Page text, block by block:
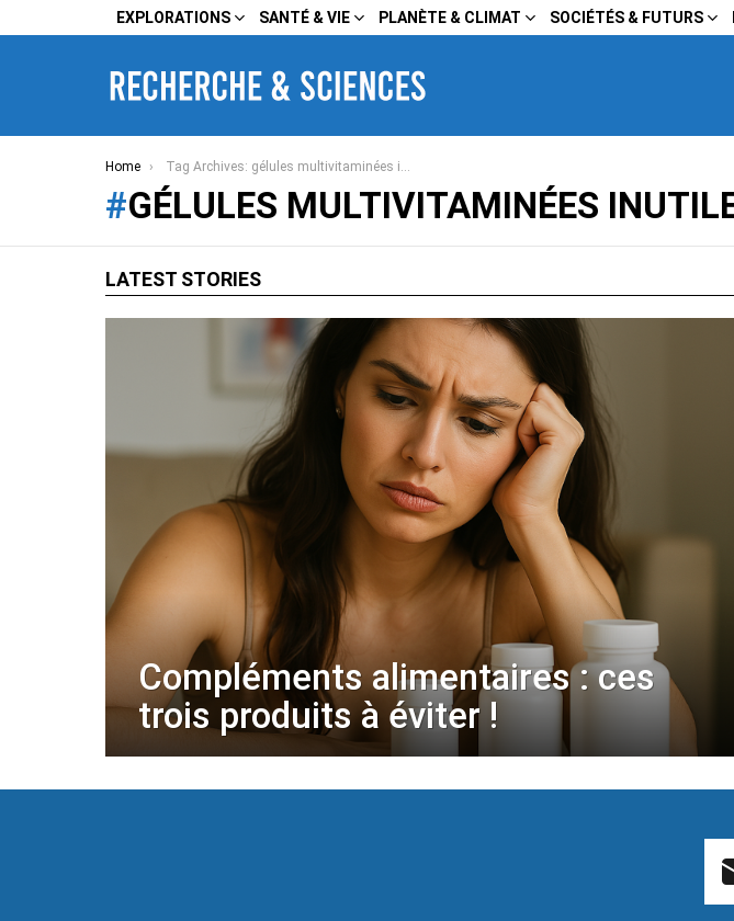
EXPLORATIONS SANTÉ & VIE PLANÈTE & CLIMAT SOCIÉTÉS & FUTURS
You are here:
Home Tag Archives: gélules multivitaminées inutile
GÉLULES MULTIVITAMINÉES
LATEST STORIES
Compléments alimentaires : ces
trois produits à éviter !